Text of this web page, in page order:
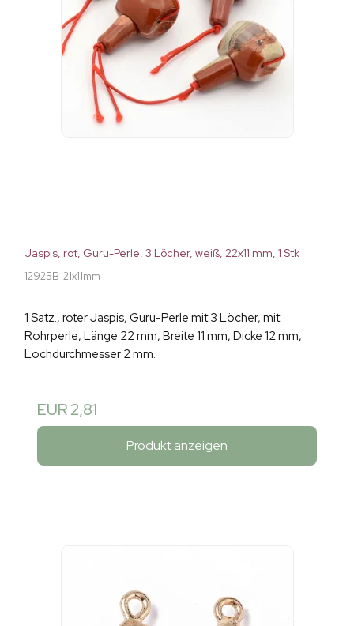
Jaspis, rot, Guru-Perle, 3 Löcher, weiß, 22x11 mm, 1 Stk
12925B-21x11mm
1 Satz., roter Jaspis, Guru-Perle mit 3 Löcher, mit
Rohrperle, Länge 22 mm, Breite 11 mm, Dicke 12 mm,
Lochdurchmesser 2 mm.
EUR 2,81
Produkt anzeigen